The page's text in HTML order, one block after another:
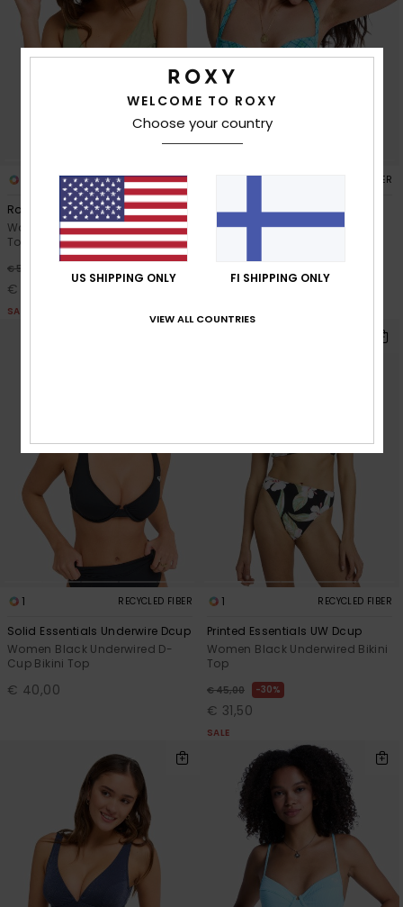
RECYCLED FIBER
Roxy Love UW Elongated Dcup
Women Green Underwired Bikini
Top
€ 50,00
€ 35,00
SALE
RECYCLED FIBER
Printed Essentials UW Bra
Women Green Underwire Bikini
1 RECYCLED FIBER
Solid Essentials Underwire Dcup
Women Black Underwired D-
Cup Bikini Top
€ 40,00
1 RECYCLED FIBER
Printed Essentials UW Dcup
Women Black Underwired Bikini
Top
€ 45,00 30%
€ 31,50
SALE
WELCOME TO ROXY
Choose your country
US SHIPPING ONLY FI SHIPPING ONLY
VIEW ALL COUNTRIES